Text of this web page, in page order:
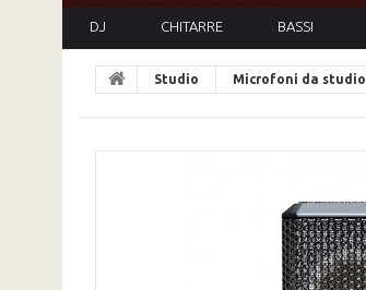
DJ CHITARRE BASSI
Studio Microfoni da studio